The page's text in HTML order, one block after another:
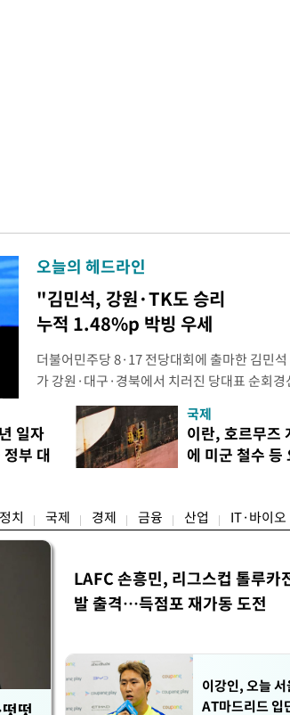
오늘의 헤드라인
"김민석, 강원·TK도 승리
누적 1.48%p 박빙 우세
더불어민주당 8·17 전당대회에 출마한 김민
가 강원·대구·경북에서 치러진 당대표 순회경
48.54%(1만8977표)를 얻어 상대 경쟁주자인
를 1622표(4.14%p) 차로 제치고 1위를 차지
·인천 권리당원 투표에서도 김 후보가 앞섰다.
적 합산(가중치 미반영)에서도 김 후보
일자
부 대
국제
이란, 호르무즈
에 미군 철수 등
정치 국제 경제 금융 산업 IT·바이오
떳
LAFC 손흥민, 리그스컵 톨루카
발 출격…득점포 재가동 도전
이강인, 오늘 서
AT마드리드 입